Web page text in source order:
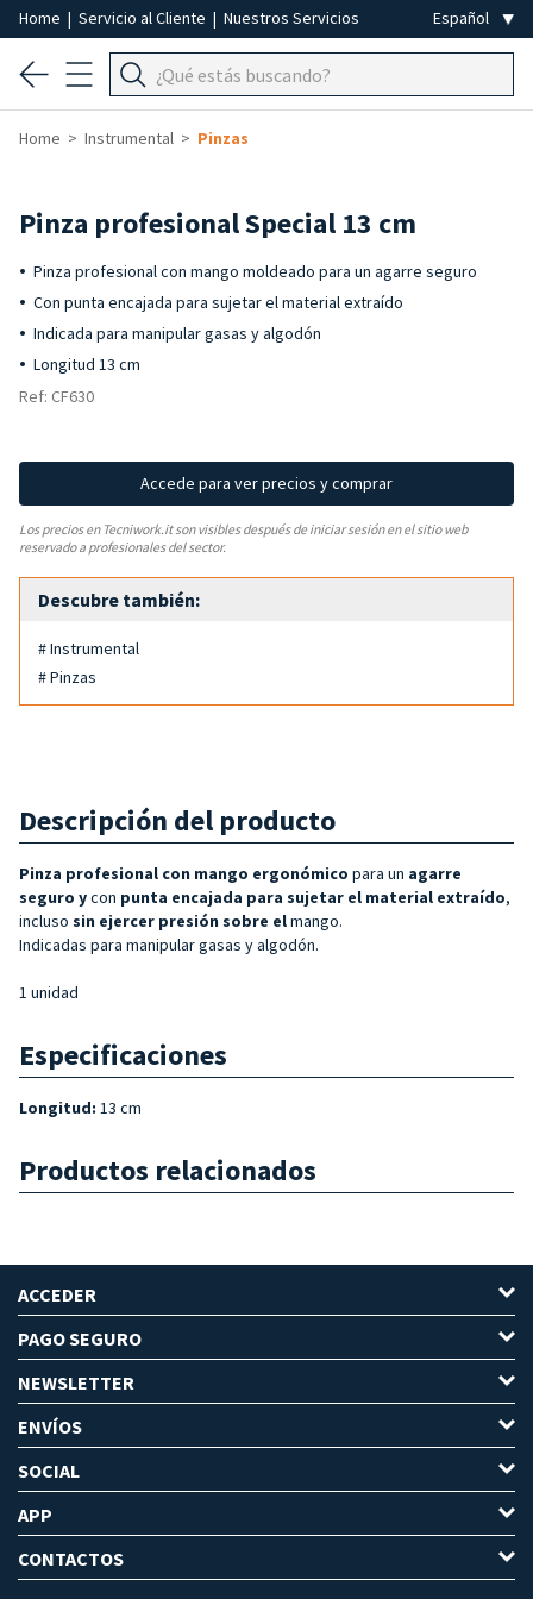
Home | Servicio al Cliente | Nuestros Servicios
Home Instrumental Pinzas
Pinza profesional Special 13 cm
Pinza profesional con mango moldeado para un agarre seguro
Con punta encajada para sujetar el material extraído
Indicada para manipular gasas y algodón
Longitud 13 cm
Ref: CF630
Accede para ver precios y comprar
Los precios en Tecniwork.it son visibles después de iniciar sesión en el sitio web
reservado a profesionales del sector.
Descubre también:
# Instrumental
# Pinzas
Descripción del producto
Pinza profesional con mango ergonómico para un agarre
seguro ycon punta encajada para sujetar el material extraído,
incluso sin ejercer presión sobre elmango.
Indicadas para manipular gasas y algodón.
1 unidad
Especificaciones
Longitud: 13 cm
Productos relacionados
ACCEDER
PAGO SEGURO
NEWSLETTER
ENVÍOS
SOCIAL
APP
CONTACTOS